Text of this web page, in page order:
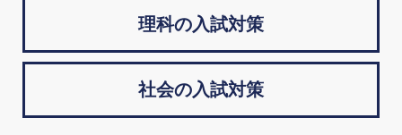
理科の入試対策
社会の入試対策